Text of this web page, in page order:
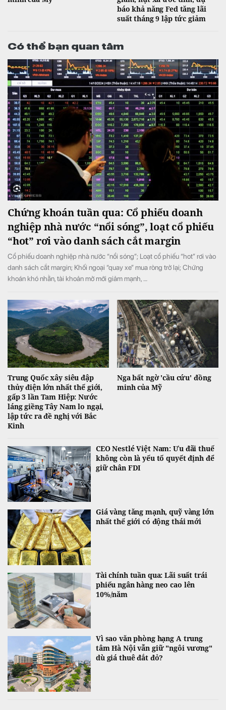
báo khả năng Fed tăng lãi
suất tháng 9 lập tức giảm
Có thể bạn quan tâm
Chứng khoán tuần qua: Cổ phiếu doanh
nghiệp nhà nước “nổi sóng”, loạt cổ phiếu
“hot” rơi vào danh sách cắt margin
Cổ phiếu doanh nghiệp nhà nước “nổi sóng”; Loạt cổ phiếu “hot” rơi vào
danh sách cắt margin; Khối ngoại “quay xe” mua ròng trở lại; Chứng
khoán khó nhằn, tài khoản mở mới giảm mạnh, …
Trung Quốc xây siêu đập
thủy điện lớn nhất thế giới,
gấp 3 lần Tam Hiệp: Nước
láng giềng Tây Nam lo ngại,
lập tức ra đề nghị với Bắc
Kinh
Nga bất ngờ 'cầu cứu' đồng
minh của Mỹ
CEO Nestlé Việt Nam: Ưu đãi thuế
không còn là yếu tố quyết định để
giữ chân FDI
Giá vàng tăng mạnh, quỹ vàng lớn
nhất thế giới có động thái mới
Tài chính tuần qua: Lãi suất trái
phiếu ngân hàng neo cao lên
10%/năm
Vì sao văn phòng hạng A trung
tâm Hà Nội vẫn giữ "ngôi vương"
dù giá thuê đắt đỏ?